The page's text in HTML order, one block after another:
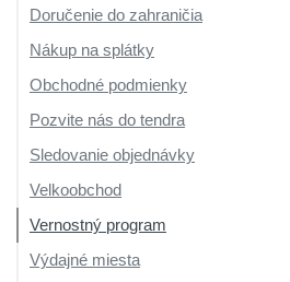
Doručenie do zahraničia
Nákup na splátky
Obchodné podmienky
Pozvite nás do tendra
Sledovanie objednávky
Velkoobchod
Vernostný program
Výdajné miesta